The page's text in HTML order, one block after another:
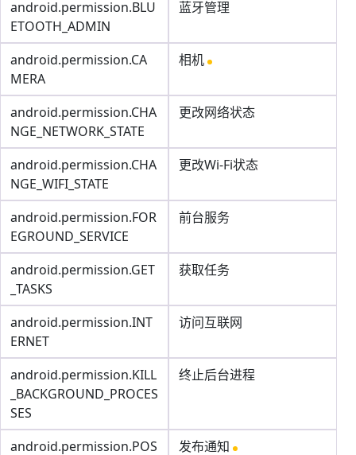
android.permission.BLU
ETOOTH_ADMIN
蓝牙管理
android.permission.CA
MERA
相机
android.permission.CHA
NGE_NETWORK_STATE
更改网络状态
android.permission.CHA
NGE_WIFI_STATE
更改Wi-Fi状态
android.permission.FOR
EGROUND_SERVICE
前台服务
android.permission.GET
_TASKS
获取任务
android.permission.INT
ERNET
访问互联网
android.permission.KILL
_BACKGROUND_PROCES
SES
终止后台进程
android.permission.POS 发布通知